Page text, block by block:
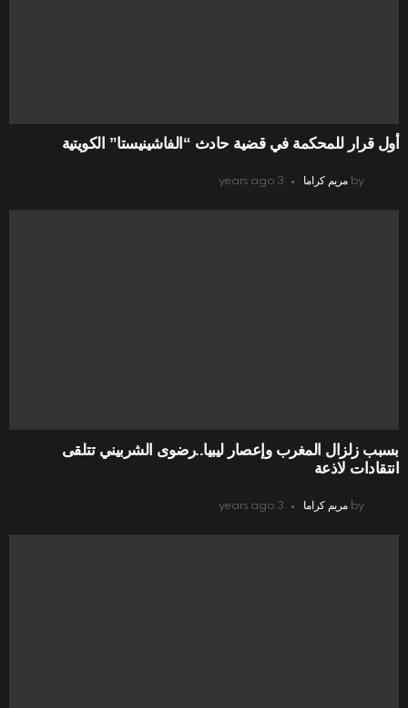
أول قرار للمحكمة في قضية حادث “الفاشينيستا” الكويتية
by مريم كراما 3 years ago
بسبب زلزال المغرب وإعصار ليبيا..رضوى الشربيني تتلقى
انتقادات لاذعة
by مريم كراما 3 years ago